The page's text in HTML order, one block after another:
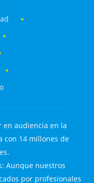
en audiencia en la
con 14 millones de
Aunque nuestros
por profesionales